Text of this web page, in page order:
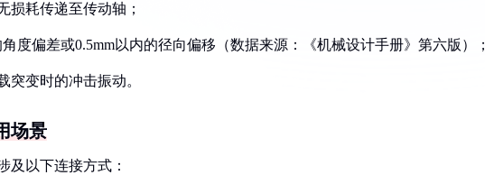
损耗传递至传动轴；
度偏差或0.5mm以内的径向偏移（数据来源：《机械设计手册》第六版）；
突变时的冲击振动。
场景
及以下连接方式：